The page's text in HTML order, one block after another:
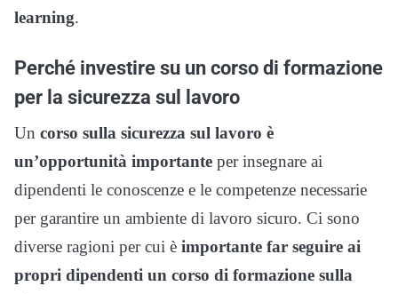
learning.
Perché investire su un corso di formazione
per la sicurezza sul lavoro
Un corso sulla sicurezza sul lavoro è
un’opportunità importante per insegnare ai
dipendenti le conoscenze e le competenze necessarie
per garantire un ambiente di lavoro sicuro. Ci sono
diverse ragioni per cui è importante far seguire ai
propri dipendenti un corso di formazione sulla